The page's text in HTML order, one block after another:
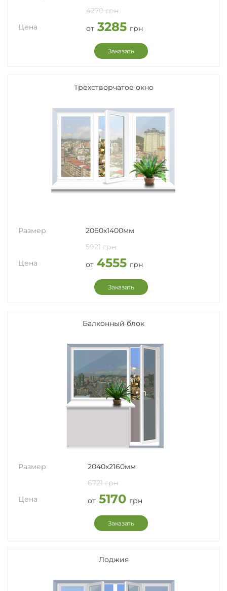
4270 грн
Цена
от 3285 грн
Заказать
Трёхстворчатое окно
Размер
2060x1400мм
5921 грн
Цена
от 4555 грн
Заказать
Балконный блок
Размер
2040x2160мм
6721 грн
Цена
от 5170 грн
Заказать
Лоджия